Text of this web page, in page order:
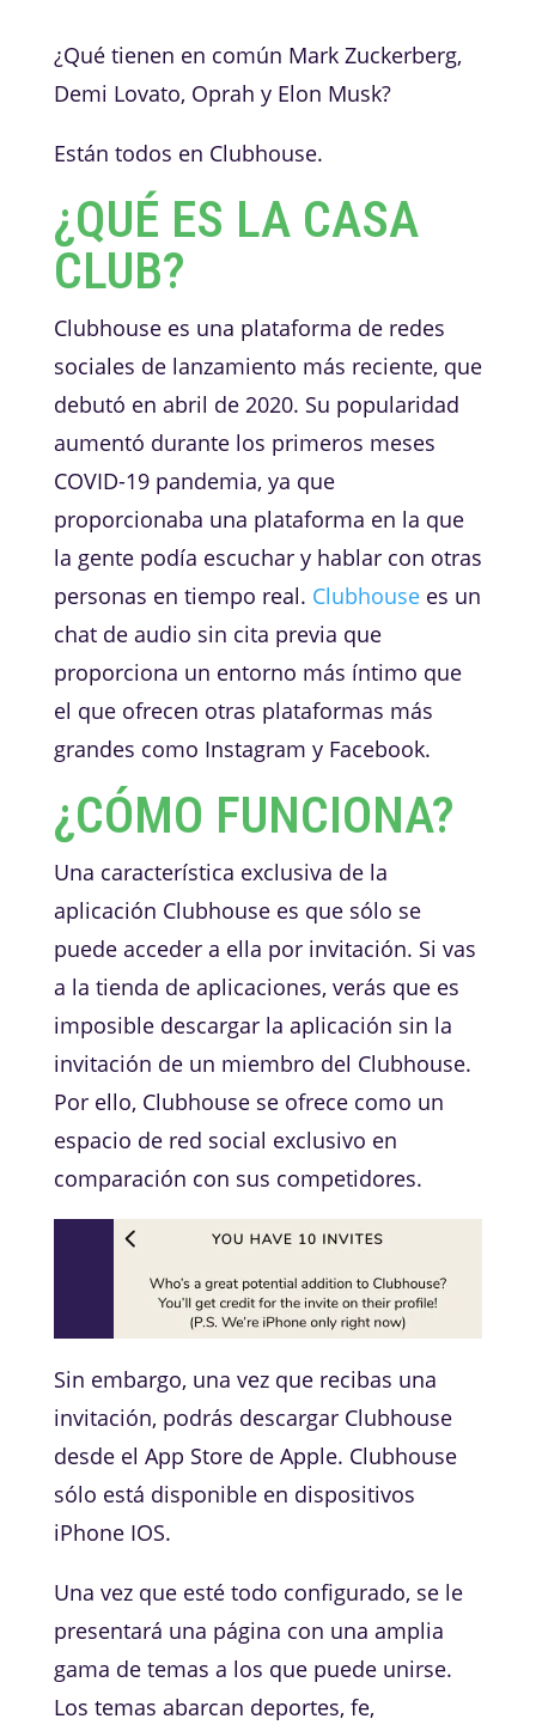
¿Qué tienen en común Mark Zuckerberg,
Demi Lovato, Oprah y Elon Musk?
Están todos en Clubhouse.
¿QUÉ ES LA CASA
CLUB?
Clubhouse es una plataforma de redes
sociales de lanzamiento más reciente, que
debutó en abril de 2020. Su popularidad
aumentó durante los primeros meses
COVID-19 pandemia, ya que
proporcionaba una plataforma en la que
la gente podía escuchar y hablar con otras
personas en tiempo real. Clubhousees un
chat de audio sin cita previa que
proporciona un entorno más íntimo que
el que ofrecen otras plataformas más
grandes como Instagram y Facebook.
¿CÓMO FUNCIONA?
Una característica exclusiva de la
aplicación Clubhouse es que sólo se
puede acceder a ella por invitación. Si vas
a la tienda de aplicaciones, verás que es
imposible descargar la aplicación sin la
invitación de un miembro del Clubhouse.
Por ello, Clubhouse se ofrece como un
espacio de red social exclusivo en
comparación con sus competidores.
Sin embargo, una vez que recibas una
invitación, podrás descargar Clubhouse
desde el App Store de Apple. Clubhouse
sólo está disponible en dispositivos
iPhone IOS.
Una vez que esté todo configurado, se le
presentará una página con una amplia
gama de temas a los que puede unirse.
Los temas abarcan deportes, fe,